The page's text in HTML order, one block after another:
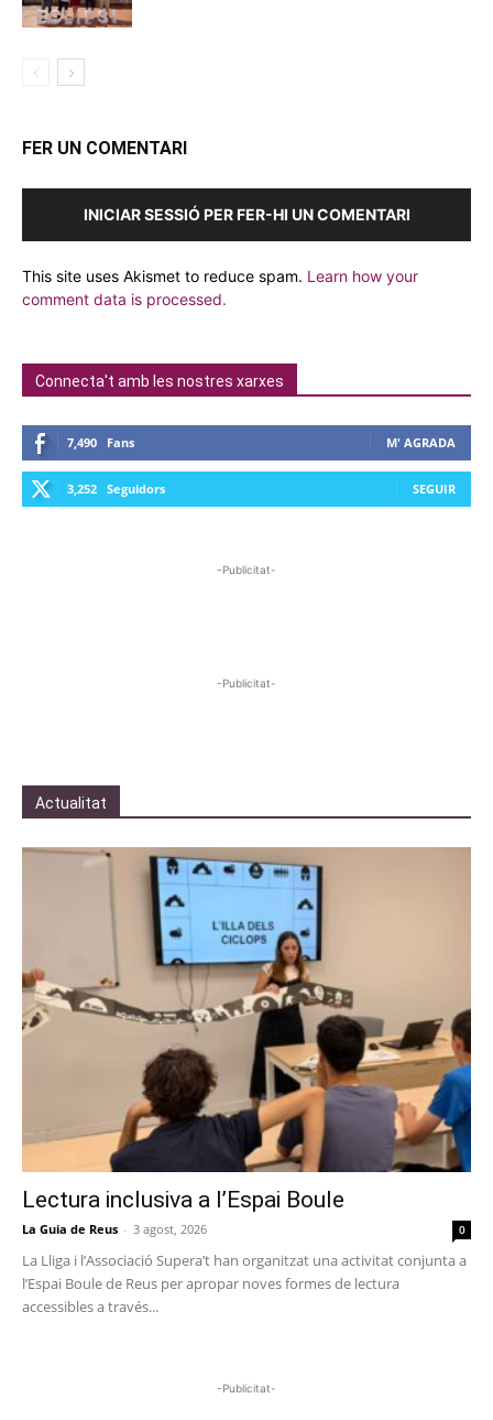
FER UN COMENTARI
INICIAR SESSIÓ PER FER-HI UN COMENTARI
This site uses Akismet to reduce spam. Learn how your
comment data is processed.
Connecta't amb les nostres xarxes
7,490 Fans M' AGRADA
3,252 Seguidors SEGUIR
-Publicitat-
-Publicitat-
Actualitat
Lectura inclusiva a l’Espai Boule
La Guia de Reus - 3 agost, 2026 0
La Lliga i l’Associació Supera’t han organitzat una activitat conjunta a
l’Espai Boule de Reus per apropar noves formes de lectura
accessibles a través...
-Publicitat-